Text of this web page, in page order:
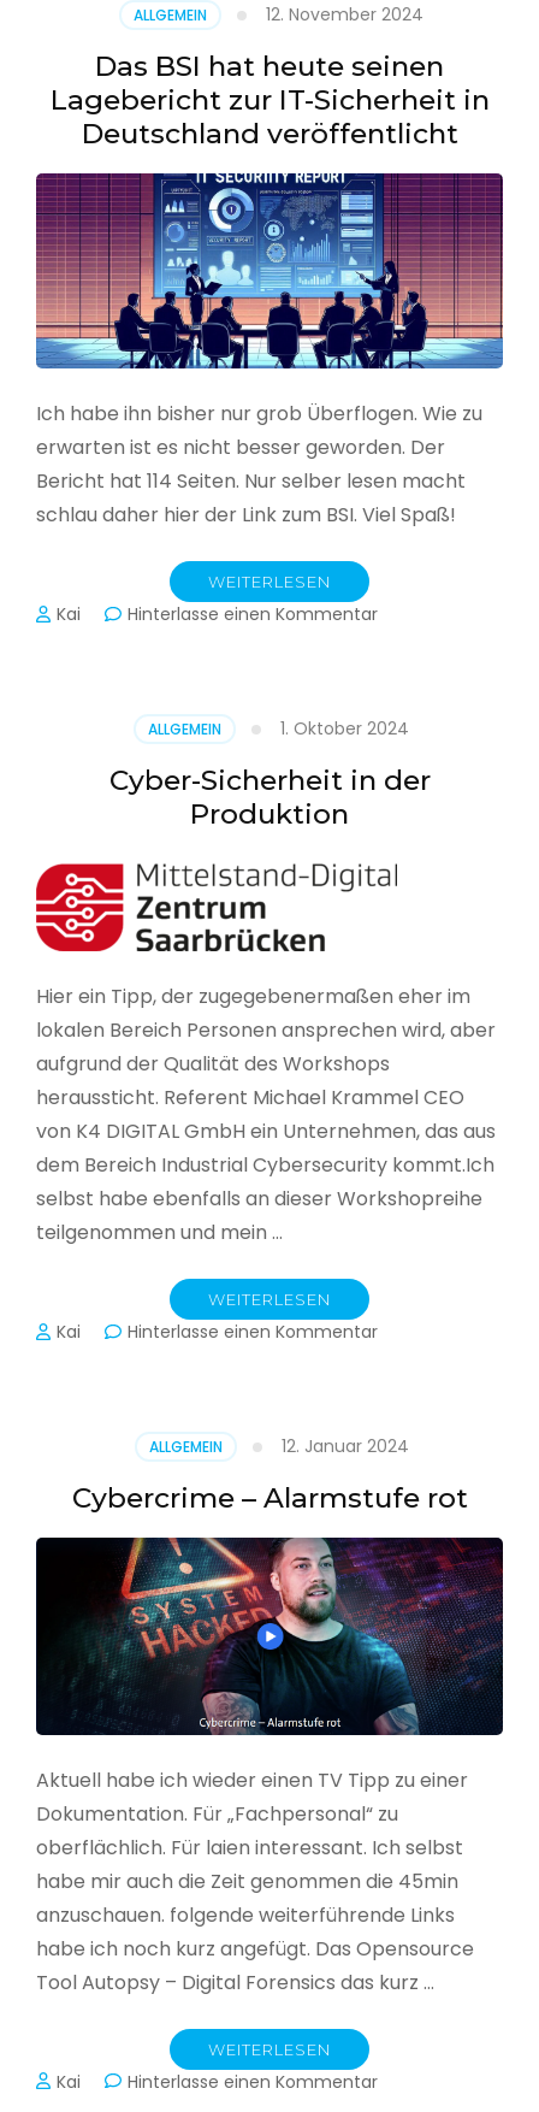
aus
CSV
erstellen
ALLGEMEIN 12. November 2024
Das BSI hat heute seinen
Lagebericht zur IT-Sicherheit in
Deutschland veröffentlicht
Ich habe ihn bisher nur grob Überflogen. Wie zu
erwarten ist es nicht besser geworden. Der
Bericht hat 114 Seiten. Nur selber lesen macht
schlau daher hier der Link zum BSI. Viel Spaß!
WEITERLESEN
Kai Hinterlasse einen Kommentarzu
seinen
Lagebericht
zur
in
Deutschland
ALLGEMEIN 1. Oktober 2024
Cyber-Sicherheit in der
Produktion
Hier ein Tipp, der zugegebenermaßen eher im
lokalen Bereich Personen ansprechen wird, aber
aufgrund der Qualität des Workshops
heraussticht. Referent Michael Krammel CEO
von K4 DIGITAL GmbH ein Unternehmen, das aus
dem Bereich Industrial Cybersecurity kommt.Ich
selbst habe ebenfalls an dieser Workshopreihe
teilgenommen und mein …
WEITERLESEN
Kai Hinterlasse einen Kommentarzu
Produktion
ALLGEMEIN 12. Januar 2024
Cybercrime – Alarmstufe rot
Aktuell habe ich wieder einen TV Tipp zu einer
Dokumentation. Für „Fachpersonal“ zu
oberflächlich. Für laien interessant. Ich selbst
habe mir auch die Zeit genommen die 45min
anzuschauen. folgende weiterführende Links
habe ich noch kurz angefügt. Das Opensource
Tool Autopsy – Digital Forensics das kurz …
WEITERLESEN
Kai Hinterlasse einen Kommentarzu